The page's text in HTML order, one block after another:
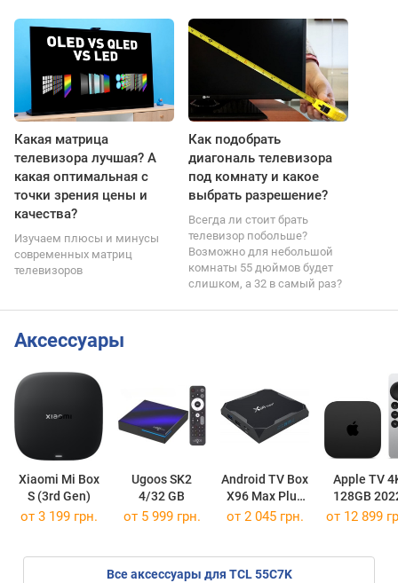
Какая матрица
телевизора лучшая? А
какая оптимальная с
точки зрения цены и
качества?
Изучаем плюсы и минусы
современных матриц
телевизоров
Как подобрать
диагональ телевизора
под комнату и какое
выбрать разрешение?
Всегда ли стоит брать
телевизор побольше?
Возможно для небольшой
комнаты 55 дюймов будет
слишком, а 32 в самый раз?
Аксессуары
Xiaomi Mi Box
S (3rd Gen)
Ugoos SK2
4/32 GB
Android TV Box
X96 Max Plus
64 Gb
Apple TV
128GB
от 3 199 грн. от 5 999 грн. от 2 045 грн. от 12 899
Все аксессуары для TCL 55C7K